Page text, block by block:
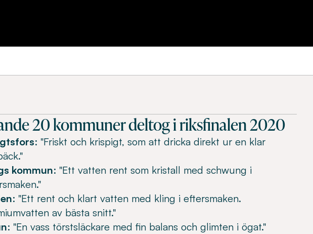
20 kommuner deltog i riksfinalen 2020
: "Friskt och krispigt, som att dricka direkt ur en klar
kommun: "Ett vatten rent som kristall med schwung i
: "Ett rent och klart vatten med kling i eftersmaken.
av bästa snitt."
: "En vass törstsläckare med fin balans och glimten i ögat."